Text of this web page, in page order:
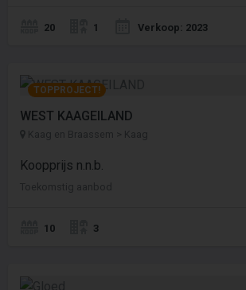
20 1 Verkoop: 2023
TOPPROJECT!
WEST KAAGEILAND
Kaag en Braassem > Kaag
Koopprijs n.n.b.
Toekomstig aanbod
10 3